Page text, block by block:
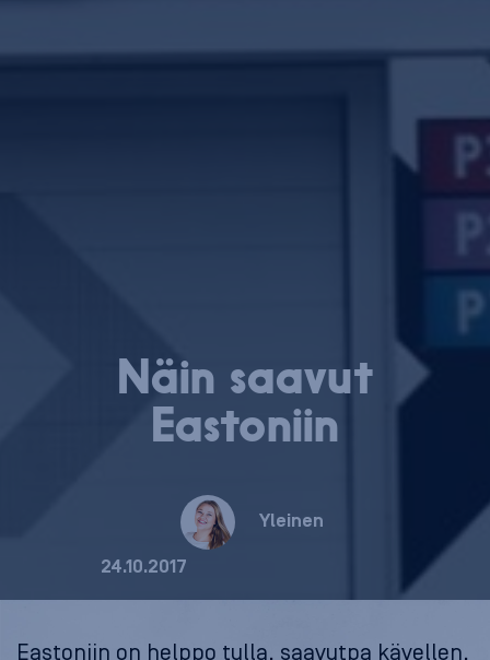
Näin saavut
Eastoniin
Yleinen
24.10.2017
Eastoniin on helppo tulla, saavutpa kävellen,